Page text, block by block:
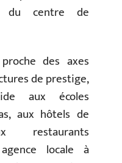
du centre de
des axes
de prestige,
aux écoles
aux hôtels de
locale à